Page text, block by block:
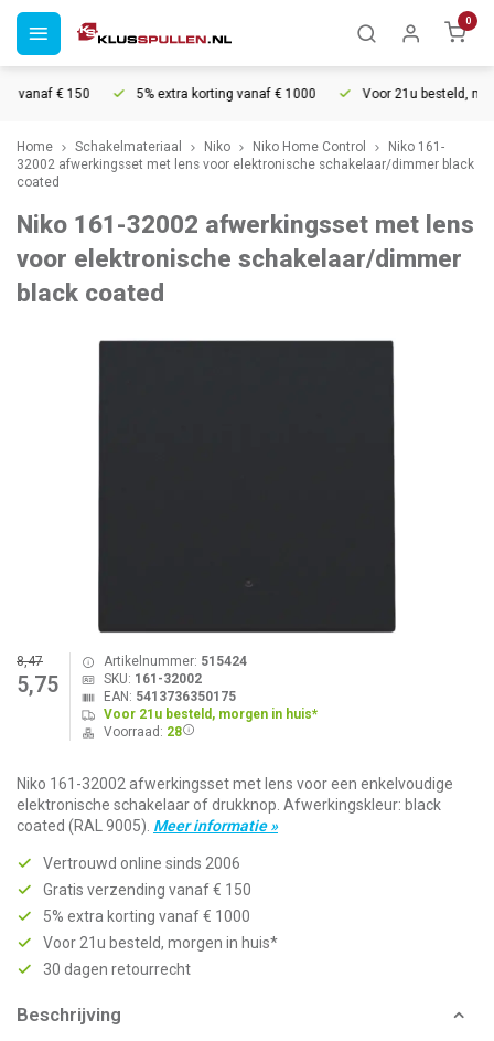
0
€ 150 5% extra korting vanaf € 1000 Voor 21u besteld,
Home Schakelmateriaal Niko Niko Home Control
Niko 161-
32002 afwerkingsset met lens voor elektronische schakelaar/dimmer black
coated
Niko 161-32002 afwerkingsset met lens
voor elektronische schakelaar/dimmer
black coated
8,47
5,75
Artikelnummer: 515424
SKU: 161-32002
EAN: 5413736350175
Voor 21u besteld, morgen in huis*
Voorraad: 28
Niko 161-32002 afwerkingsset met lens voor een enkelvoudige
elektronische schakelaar of drukknop. Afwerkingskleur: black
coated (RAL 9005). Meer informatie »
Vertrouwd online sinds 2006
Gratis verzending vanaf € 150
5% extra korting vanaf € 1000
Voor 21u besteld, morgen in huis*
30 dagen retourrecht
Beschrijving